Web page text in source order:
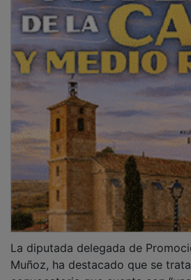
Muñoz, ha destacado que se
convocatoria que cuenta con